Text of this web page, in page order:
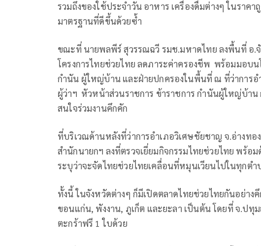
รวมถึงของใช้ประจำวัน อาหาร เครื่องดื่มต่างๆ ในราค
มาตรฐานที่ดีขึ้นด้วยซ้ำ
ขณะที่ นายพลพีร์ สุวรรณฉวี รมช.มหาดไทย ลงพื้นที่ อ.
โครงการไทยช่วยไทย ลดภาระค่าครองชีพ พร้อมมอบ
กำนัน ผู้ใหญ่บ้าน และฝ่ายปกครองในพื้นที่ ณ ที่ว่าการ
ผู้ว่าฯ หัวหน้าส่วนราชการ ข้าราชการ กำนันผู้ใหญ่บ้า
สนใจร่วมงานคึกคัก
ที่บริเวณด้านหลังที่ว่าการอำเภอวิเศษชัยชาญ จ.อ่างท
สำนักนายกฯ ลงที่ตรวจเยี่ยมกิจกรรมไทยช่วยไทย พร้อ
ระบุว่าจะจัดไทยช่วยไทยเคลื่อนที่หมุนเวียนไปในทุกต
ทั้งนี้ ในจังหวัดต่างๆ ก็มีเปิดตลาดไทยช่วยไทยกันอย่า
ขอนแก่น, พังงาน, ภูเก็ต และยะลา เป็นต้น โดยที่ จ.ปทุ
ตะกร้าฟรี 1 ใบด้วย